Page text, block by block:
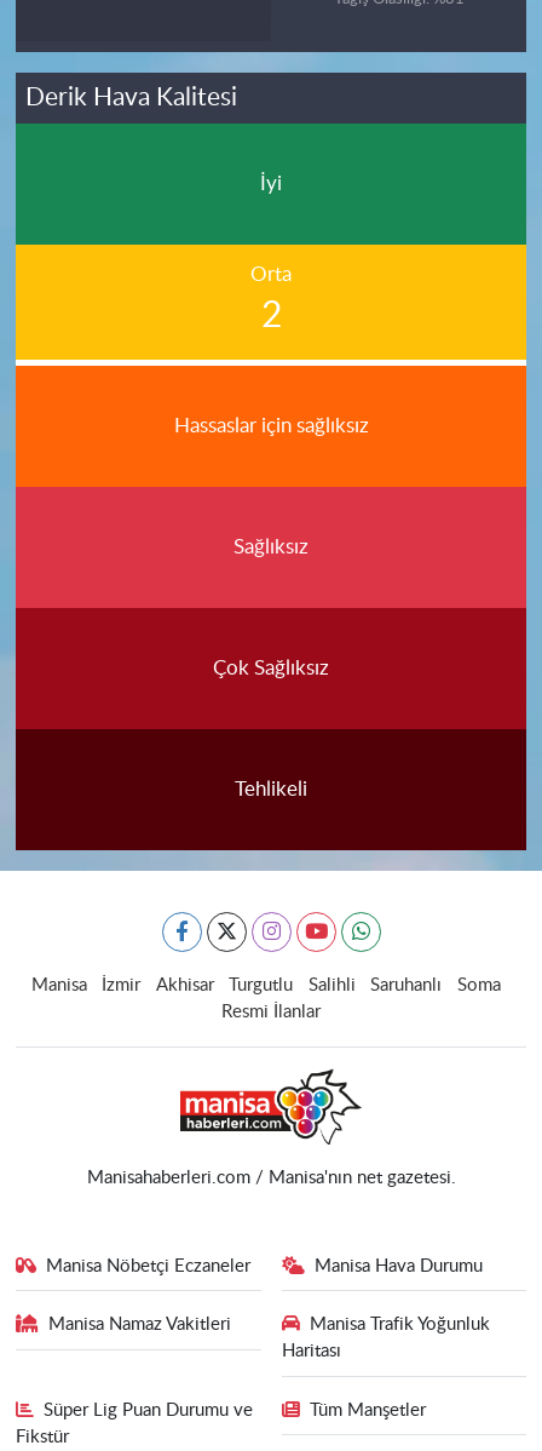
Derik Hava Kalitesi
İyi
Orta
2
Hassaslar için sağlıksız
Sağlıksız
Çok Sağlıksız
Tehlikeli
Manisa İzmir Akhisar Turgutlu Salihli Saruhanlı
Soma
Resmi İlanlar
Manisahaberleri.com / Manisa'nın net gazetesi.
Manisa Nöbetçi Eczaneler Manisa Hava Durumu
Manisa Namaz Vakitleri
Manisa Trafik Yoğunluk
Haritası
Süper Lig Puan Durumu ve
Fikstür
Tüm Manşetler